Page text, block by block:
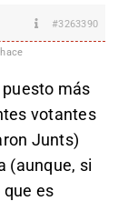
#3263390
más
votantes
Junts)
(aunque, si
es